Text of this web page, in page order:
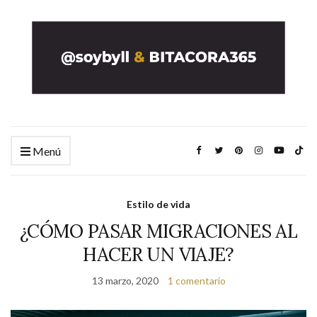
Menú
Estilo de vida
¿CÓMO PASAR MIGRACIONES AL
HACER UN VIAJE?
13 marzo, 2020 1 comentario